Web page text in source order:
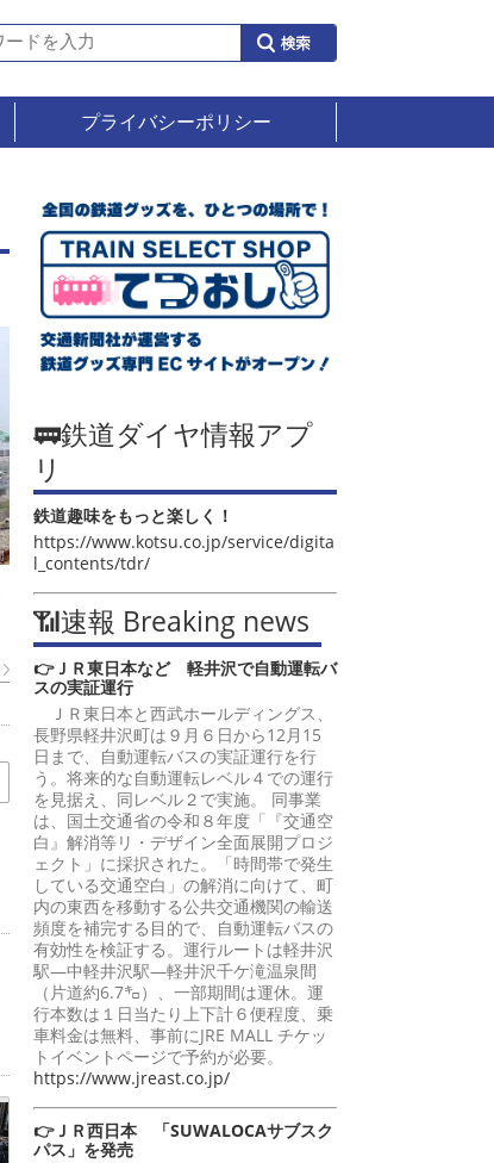
プライバシーポリシー
🚃鉄道ダイヤ情報アプ
リ
鉄道趣味をもっと楽しく！
https://www.kotsu.co.jp/service/digita
l_contents/tdr/
📶速報 Breaking news
👉ＪＲ東日本など 軽井沢で自動運転バ
スの実証運行
ＪＲ東日本と西武ホールディングス、
長野県軽井沢町は９月６日から12月15
日まで、自動運転バスの実証運行を行
う。将来的な自動運転レベル４での運行
を見据え、同レベル２で実施。 同事業
は、国土交通省の令和８年度「『交通空
白』解消等リ・デザイン全面展開プロジ
ェクト」に採択された。「時間帯で発生
している交通空白」の解消に向けて、町
内の東西を移動する公共交通機関の輸送
頻度を補完する目的で、自動運転バスの
有効性を検証する。運行ルートは軽井沢
駅―中軽井沢駅―軽井沢千ケ滝温泉間
（片道約6.7㌔）、一部期間は運休。運
行本数は１日当たり上下計６便程度、乗
車料金は無料、事前にJRE MALL チケッ
トイベントページで予約が必要。
https://www.jreast.co.jp/
👉ＪＲ西日本 「SUWALOCAサブスク
パス」を発売